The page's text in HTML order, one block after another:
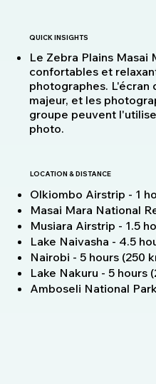
QUICK INSIGHTS
Le Zebra Plains Masai
confortables et
photographes.
majeur, et les
groupe peuvent
photo.
LOCATION & DISTANCE
Olkiombo Airstrip - 1
Masai Mara National
Musiara Airstrip - 1.5
Lake Naivasha - 4.5
Nairobi - 5 hours (250
Lake Nakuru - 5 hours
Amboseli National